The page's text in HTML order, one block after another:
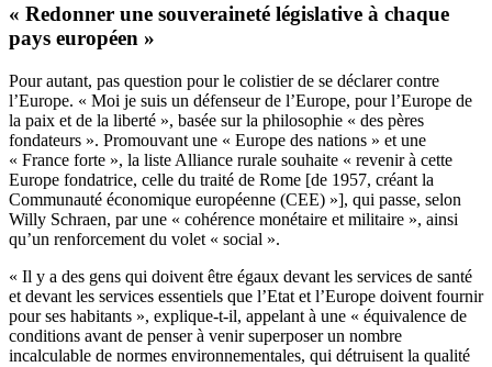
« Redonner une souveraineté législative à chaque
pays européen »
Pour autant, pas question pour le colistier de se déclarer contre
l’Europe. « Moi je suis un défenseur de l’Europe, pour l’Europe de
la paix et de la liberté », basée sur la philosophie « des pères
fondateurs ». Promouvant une « Europe des nations » et une
« France forte », la liste Alliance rurale souhaite « revenir à cette
Europe fondatrice, celle du traité de Rome [de 1957, créant la
Communauté économique européenne (CEE) »], qui passe, selon
Willy Schraen, par une « cohérence monétaire et militaire », ainsi
qu’un renforcement du volet « social ».
« Il y a des gens qui doivent être égaux devant les services de santé
et devant les services essentiels que l’Etat et l’Europe doivent fournir
pour ses habitants », explique-t-il, appelant à une « équivalence de
conditions avant de penser à venir superposer un nombre
incalculable de normes environnementales, qui détruisent la qualité